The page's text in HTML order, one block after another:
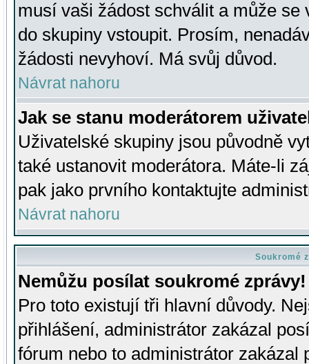
musí vaši žádost schválit a může se
do skupiny vstoupit. Prosím,
žádosti nevyhoví. Má svůj důvod.
Návrat nahoru
Jak se stanu moderátorem
Uživatelské skupiny jsou původně
také ustanovit moderátora. Máte-li
pak jako prvního kontaktujte
Návrat nahoru
Soukromé
Nemůžu posílat soukromé zprávy!
Pro toto existují tři hlavní důvody.
přihlášení, administrátor zakázal
fórum nebo to administrátor zakázal